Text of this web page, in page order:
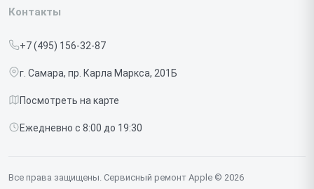
Срочный ремонт
Доставка и способы оплаты
Диагностика
Контакты
Iphone
Контакты
+7 (495) 156-32-87
г. Самара, пр. Карла Маркса, 201Б
Посмотреть на карте
Ежедневно с 8:00 до 19:30
Все права защищены. Сервисный ремонт Apple © 2026